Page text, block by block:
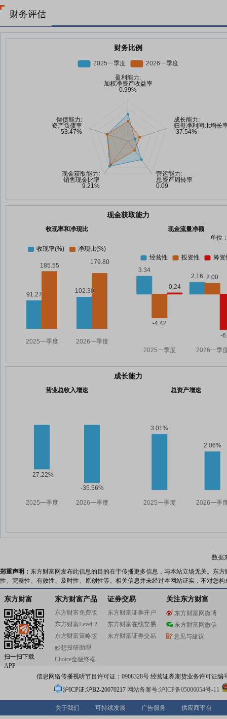
财务评估
财务比例
现金获取能力
收现率和净现比
现金流量净额
单位
成长能力
营业总收入增速 总资产增速
数据
郑重声明： 东方财富网发布此信息的目的在于传播更多信息，与本站立场无关。东
性、完整性、有效性、及时性、原创性等。相关信息并未经过本网站证实，不对您
东方财富
扫一扫下载
APP
东方财富产品
东方财富免费版
东方财富Level-2
东方财富策略版
妙想投研助理
Choice金融终端
证券交易
东方财富证券开户
东方财富在线交易
东方财富证券交易
关注东方财富
东方财富网微博
东方财富网微信
意见与建议
信息网络传播视听节目许可证：0908328号 经营证券期货业务许可证编
沪ICP证:沪B2-20070217 网站备案号:沪ICP备05006054号-11
关于我们 可持续发展 广告服务 供应商平台